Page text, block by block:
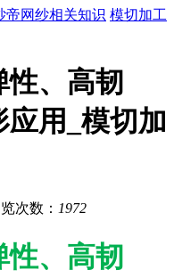
帝网纱相关知识 模切加工
、高韧
用_模切加
次数： 1972
、高韧